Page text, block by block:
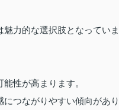
力的な選択肢となっていま
性が高まります。
つながりやすい傾向があり